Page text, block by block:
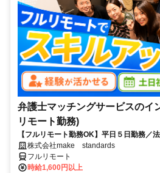
弁護士マッチングサービスのイ
リモート勤務)
【フルリモート勤務OK】平日５日勤務／
ルが身につく営業職
株式会社make standards
フルリモート
時給1,600円以上